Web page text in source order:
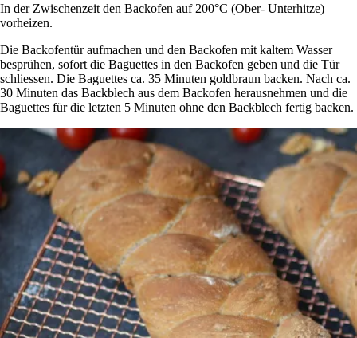
In der Zwischenzeit den Backofen auf 200°C (Ober- Unterhitze)
vorheizen.
Die Backofentür aufmachen und den Backofen mit kaltem Wasser
besprühen, sofort die Baguettes in den Backofen geben und die Tür
schliessen. Die Baguettes ca. 35 Minuten goldbraun backen. Nach ca.
30 Minuten das Backblech aus dem Backofen herausnehmen und die
Baguettes für die letzten 5 Minuten ohne den Backblech fertig backen.